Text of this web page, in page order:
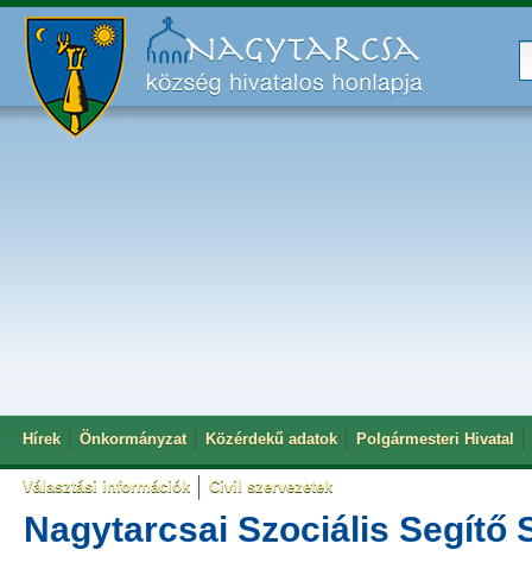
Hírek Önkormányzat Közérdekű adatok Polgármesteri Hivatal
Választási információk Civil szervezetek
Nagytarcsai Szociális Segítő